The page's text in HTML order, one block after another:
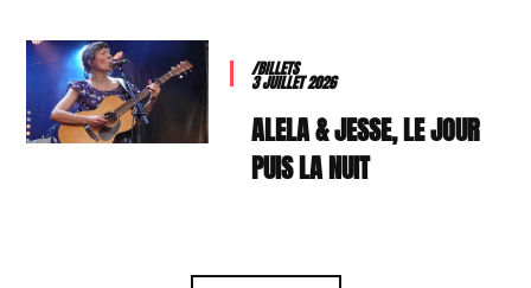
/BILLETS
3 JUILLET 2026
ALELA & JESSE, LE JOUR
PUIS LA NUIT